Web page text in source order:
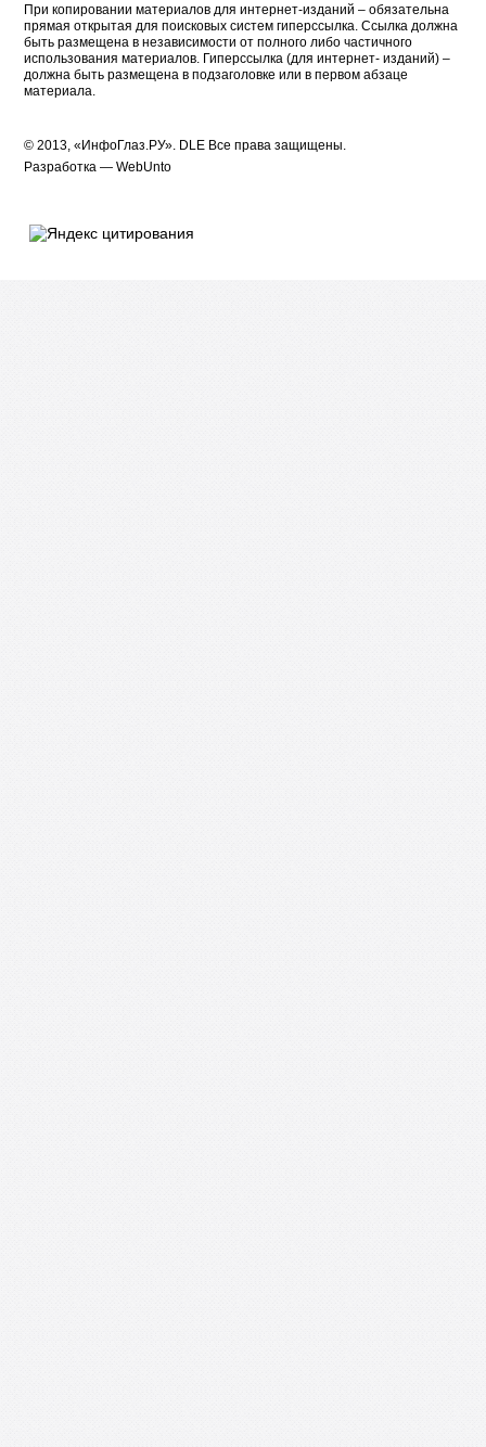
При копировании материалов для интернет-изданий – обязательна
прямая открытая для поисковых систем гиперссылка. Ссылка должна
быть размещена в независимости от полного либо частичного
использования материалов. Гиперссылка (для интернет- изданий) –
должна быть размещена в подзаголовке или в первом абзаце
материала.
© 2013, «ИнфоГлаз.РУ». DLE Все права защищены.
Разработка —WebUnto